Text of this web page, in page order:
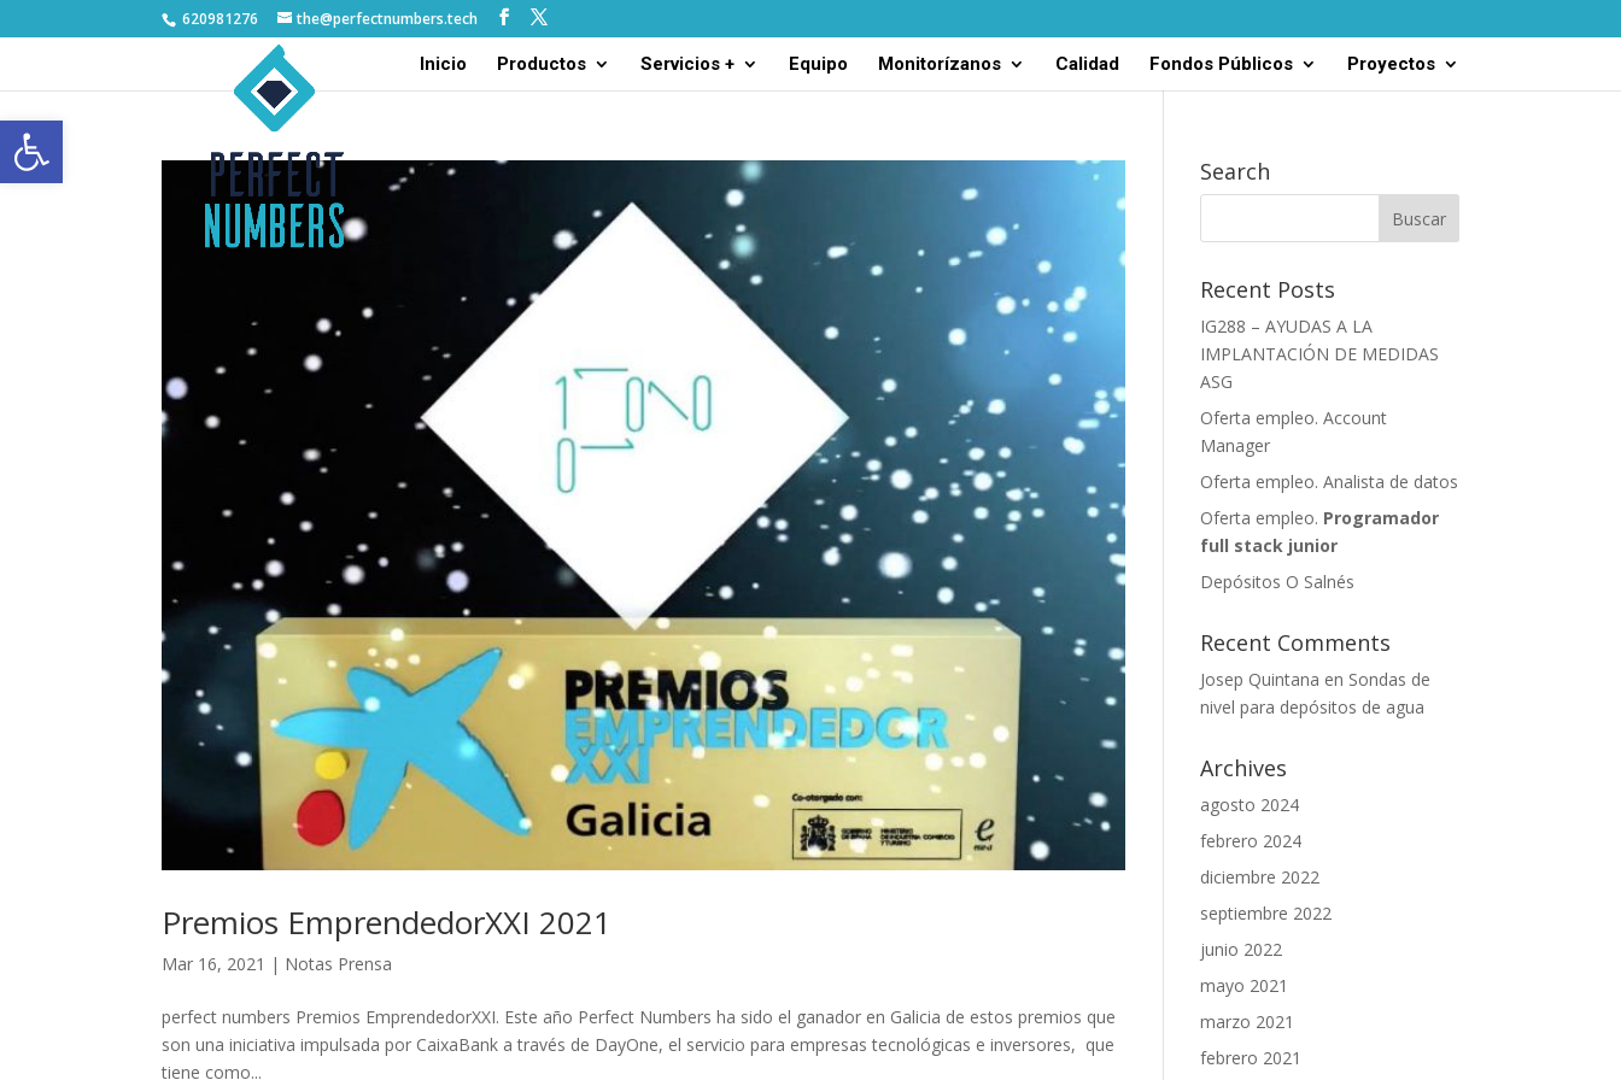
Abrir barra de herramientas
620981276 the@perfectnumbers.tech
Inicio Productos Servicios + Equipo Monitorízanos Calidad Fondos Públicos Proyectos
Premios EmprendedorXXI 2021
Mar 16, 2021 | Notas Prensa
perfect numbers Premios EmprendedorXXI. Este año Perfect Numbers ha sido el ganador en Galicia de estos premios que
son una iniciativa impulsada por CaixaBank a través de DayOne, el servicio para empresas tecnológicas e inversores, que
tiene como...
Search
Recent Posts
IG288 – AYUDAS A LA
IMPLANTACIÓN DE MEDIDAS
ASG
Oferta empleo. Account
Manager
Oferta empleo. Analista de datos
Oferta empleo. Programador
full stack junior
Depósitos O Salnés
Recent Comments
Josep Quintana en Sondas de
nivel para depósitos de agua
Archives
agosto 2024
febrero 2024
diciembre 2022
septiembre 2022
junio 2022
mayo 2021
marzo 2021
febrero 2021